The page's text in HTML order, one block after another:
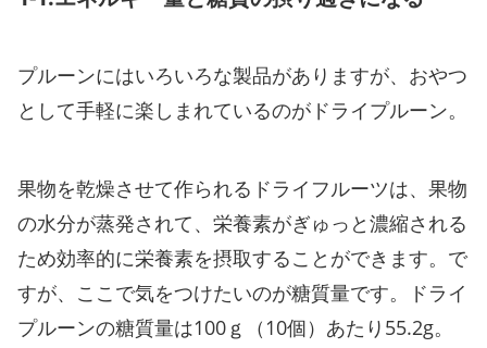
プルーンにはいろいろな製品がありますが、おやつ
として手軽に楽しまれているのがドライプルーン。
果物を乾燥させて作られるドライフルーツは、果物
の水分が蒸発されて、栄養素がぎゅっと濃縮される
ため効率的に栄養素を摂取することができます。で
すが、ここで気をつけたいのが糖質量です。ドライ
プルーンの糖質量は100ｇ（10個）あたり55.2g。